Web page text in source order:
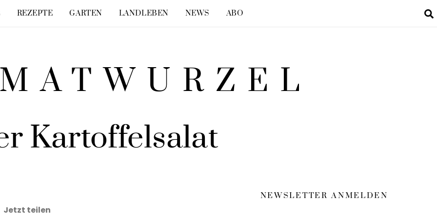
REZEPTE GARTEN LANDLEBEN NEWS ABO
Kartoffelsalat
NEWSLETTER ANMELDEN